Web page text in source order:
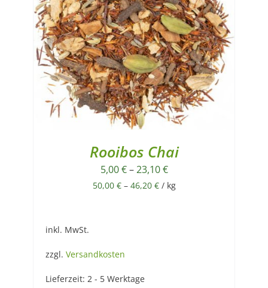
Rooibos Chai
5,00€–23,10€
50,00 €– 46,20 €/ kg
inkl. MwSt.
zzgl. Versandkosten
Lieferzeit: 2 - 5 Werktage